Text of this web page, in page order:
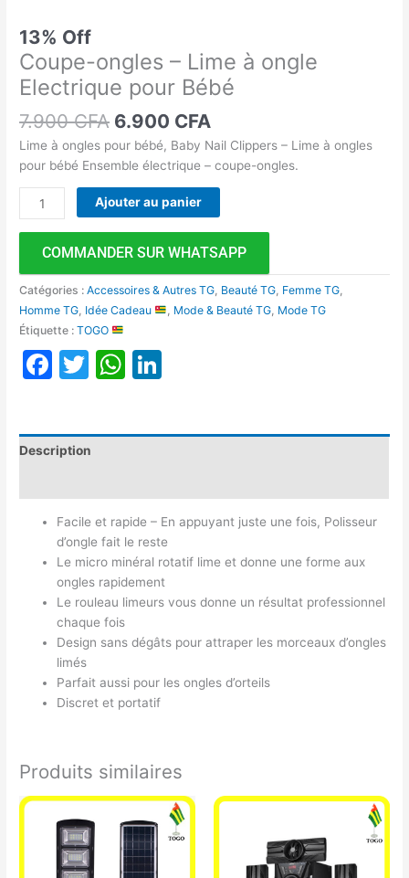
13% Off
Coupe-ongles – Lime à ongle
Electrique pour Bébé
7.900CFA 6.900 CFA
Lime à ongles pour bébé, Baby Nail Clippers – Lime à ongles
pour bébé Ensemble électrique – coupe-ongles.
Ajouter au panier
COMMANDER SUR WHATSAPP
Catégories :Accessoires & Autres TG, Beauté TG, Femme TG,
Homme TG, Idée Cadeau , Mode & Beauté TG, Mode TG
Étiquette :TOGO
Facebook
TwitterWhatsApp
Description
Facile et rapide – En appuyant juste une fois, Polisseur
d’ongle fait le reste
Le micro minéral rotatif lime et donne une forme aux
ongles rapidement
Le rouleau limeurs vous donne un résultat professionnel
chaque fois
Design sans dégâts pour attraper les morceaux d’ongles
limés
Parfait aussi pour les ongles d’orteils
Discret et portatif
Produits similaires